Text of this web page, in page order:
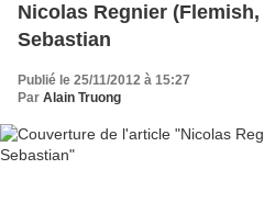
Nicolas Regnier (Flemish,
Sebastian
Publié le 25/11/2012 à 15:27
Par Alain Truong